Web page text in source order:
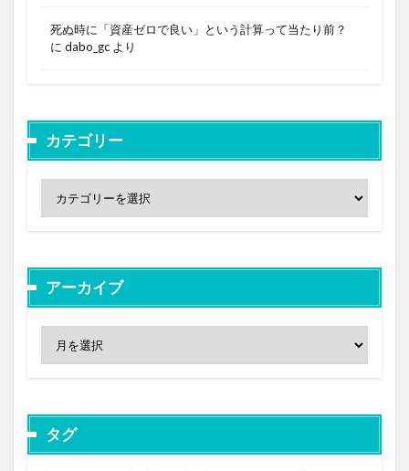
死ぬ時に「資産ゼロで良い」という計算って当たり前？
に dabo_gc より
カテゴリー
アーカイブ
タグ